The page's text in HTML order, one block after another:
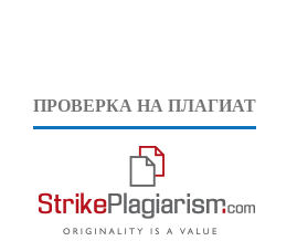
ПРОВЕРКА НА ПЛАГИАТ